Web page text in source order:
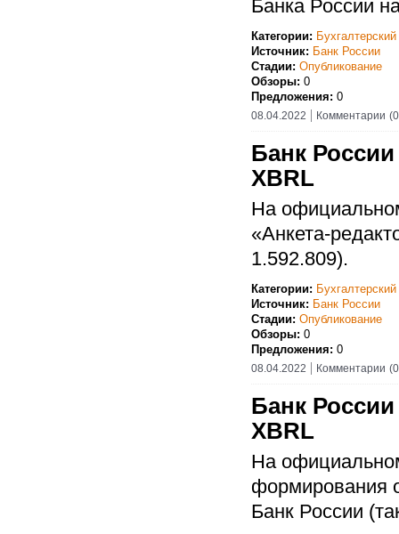
Банка России
Категории:
Источник: Банк России
Стадии: Опубликование
Обзоры: 0
Предложения: 0
08.04.2022 Комментарии
Банк
XBRL
На
«Анкета-
1.592.809).
Категории:
Источник: Банк России
Стадии: Опубликование
Обзоры: 0
Предложения: 0
08.04.2022 Комментарии
Банк
XBRL
На
формирования
Банк России